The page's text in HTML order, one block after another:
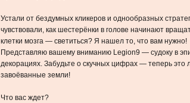
Устали от бездумных кликеров и однообразных
чувствовали, как шестерёнки в голове начинают
клетки мозга — светиться? Я нашел то, что вам нужно!
Представляю вашему вниманию Legion9 — судоку в
декорациях. Забудьте о скучных цифрах — теперь это
завоёванные земли!
Что вас ждет?